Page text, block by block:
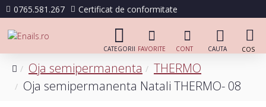
0765.581.267 Certificat de conformitate
Oja semipermanenta
THERMO
Oja semipermanenta Natali THERMO- 08